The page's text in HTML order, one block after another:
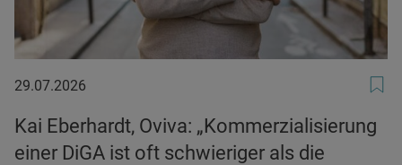
29.07.2026
29.07.2026
Kai Eberhardt, Oviva: „Kommerzialisierung
einer DiGA ist oft schwieriger als die